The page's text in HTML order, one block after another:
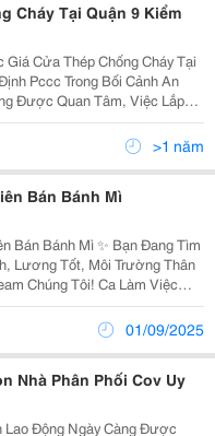
Cháy Tại Quận 9 Kiểm
Cửa Thép Chống Cháy Tại
Pccc Trong Bối Cảnh An
Được Quan Tâm, Việc Lắp
Trở Thành Tiêu Chuẩn Quan
Ở, Chung Cư, Văn Phòng>1 năm
Bán Bánh Mì
Mì ✨ Bạn Đang Tìm
Lương Tốt, Môi Trường Thân
Tôi! Ca Làm Việc
01/09/2025
Nhà Phân Phối Cov Uy
Lao Động Ngày Càng Được